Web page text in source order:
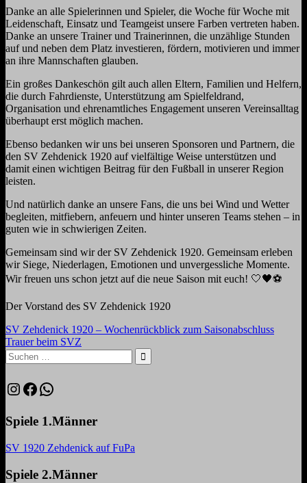
Danke an alle Spielerinnen und Spieler, die Woche für Woche mit
Leidenschaft, Einsatz und Teamgeist unsere Farben vertreten haben.
Danke an unsere Trainer und Trainerinnen, die unzählige Stunden
auf und neben dem Platz investieren, fördern, motivieren und immer
an ihre Mannschaften glauben.
Ein großes Dankeschön gilt auch allen Eltern, Familien und Helfern,
die durch Fahrdienste, Unterstützung am Spielfeldrand,
Organisation und ehrenamtliches Engagement unseren Vereinsalltag
überhaupt erst möglich machen.
Ebenso bedanken wir uns bei unseren Sponsoren und Partnern, die
den SV Zehdenick 1920 auf vielfältige Weise unterstützen und
damit einen wichtigen Beitrag für den Fußball in unserer Region
leisten.
Und natürlich danke an unsere Fans, die uns bei Wind und Wetter
begleiten, mitfiebern, anfeuern und hinter unseren Teams stehen – in
guten wie in schwierigen Zeiten.
Gemeinsam sind wir der SV Zehdenick 1920. Gemeinsam erleben
wir Siege, Niederlagen, Emotionen und unvergessliche Momente.
Wir freuen uns schon jetzt auf die neue Saison mit euch! 🤍🖤⚽
Der Vorstand des SV Zehdenick 1920
Beitragsnavigation
Vorheriger
Beitrag:
SV Zehdenick 1920 – Wochenrückblick zum Saisonabschluss
Nächster
Beitrag:
Trauer beim SVZ
Suchen
nach:
Suchen
Instagram
Facebook
WhatsApp
Spiele 1.Männer
SV 1920 Zehdenick auf FuPa
Spiele 2.Männer